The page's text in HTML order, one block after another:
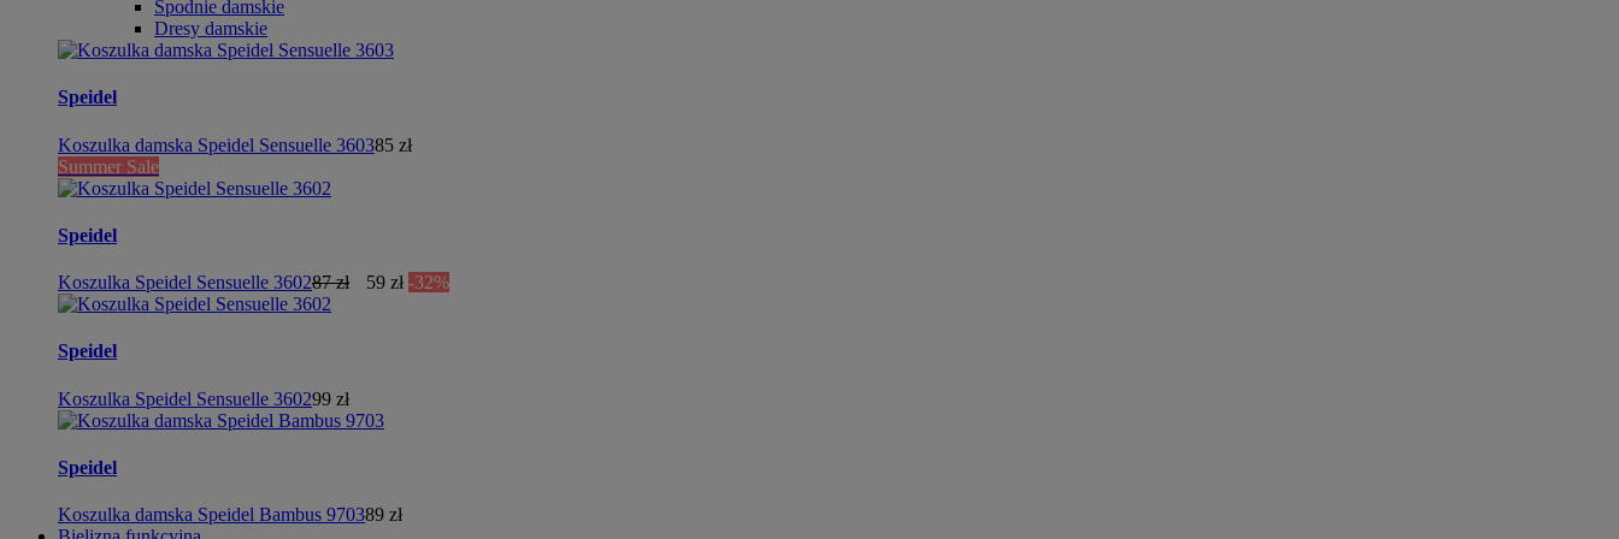
Spodnie damskie
Dresy damskie
Speidel
Koszulka damska Speidel Sensuelle 360385 zł
Summer Sale
Speidel
Koszulka Speidel Sensuelle 360287 zł 59 zł -32%
Speidel
Koszulka Speidel Sensuelle 360299 zł
Speidel
Koszulka damska Speidel Bambus 970389 zł